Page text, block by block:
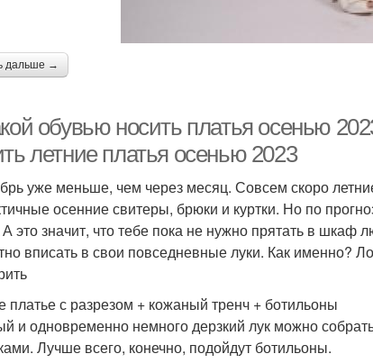
дальше →
обувью носить платья осенью
летние платья осенью 2023
уже меньше, чем через месяц. Совсем скоро
осенние свитеры, брюки и куртки. Но по
А это значит, что тебе пока не нужно прятать в
вписать в свои повседневные луки. Как именно?
платье с разрезом + кожаный тренч + ботильоны
и одновременно немного дерзкий лук можно
Лучше всего, конечно, подойдут ботильоны.